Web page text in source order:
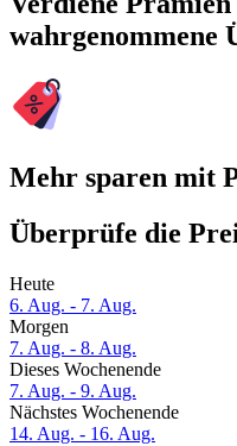
wahrgenommene
Mehr sparen mit
Überprüfe die
Heute
6. Aug. - 7. Aug.
Morgen
7. Aug. - 8. Aug.
Dieses Wochenende
7. Aug. - 9. Aug.
Nächstes Wochenende
14. Aug. - 16. Aug.